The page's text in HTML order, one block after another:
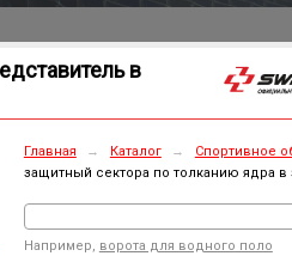
в
Главная → Каталог →
Спортивное
защитный сектора по толканию ядра в
Например, ворота для водного поло